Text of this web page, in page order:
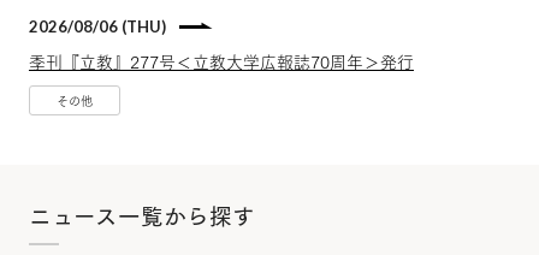
2026/08/06 (THU)
季刊『立教』277号＜立教大学広報誌70周年＞発行
その他
ニュース一覧から探す